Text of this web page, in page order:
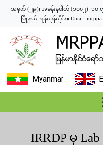
အမှတ် (၂၉)၊ အခန်းနံပါတ် (၁၀၀၂)၊ ၁၀ လွှ
မြို့နယ်၊ ရန်ကုန်တိုင်း။ Email:
Myanmar
IRRDP မှ